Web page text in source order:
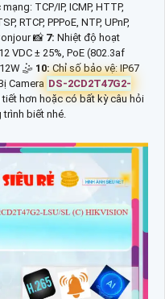
TCP/IP, ICMP, HTTP,
RTCP, PPPoE, NTP, UPnP,
📸 7: Nhiệt độ hoạt
VDC ± 25%, PoE (802.3af
🤹 10:Chỉ số bảo vệ: IP67
Camera DS-2CD2T47G2-
hơn hoặc có bất kỳ câu hỏi
trình biết nhé.